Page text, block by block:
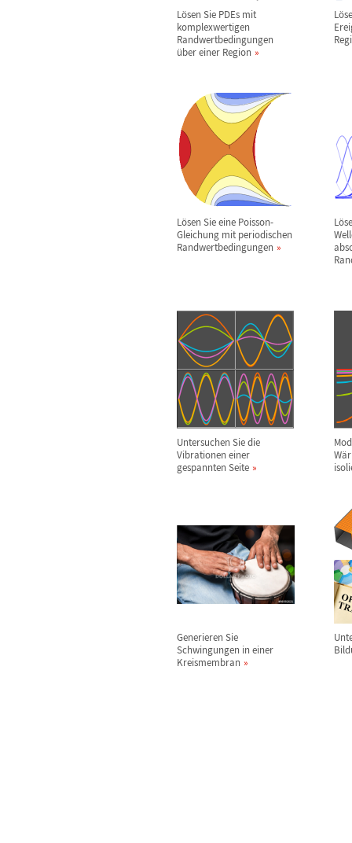
Lösen Sie PDEs mit
komplexwertigen
Randwertbedingungen
über einer Region
Lö
Lösen Sie eine Poisson-
Gleichung mit periodischen
Randwertbedingungen
Lö
Untersuchen Sie die
Vibrationen einer
gespannten Seite
Wä
Generieren Sie
Schwingungen in einer
Kreismembran